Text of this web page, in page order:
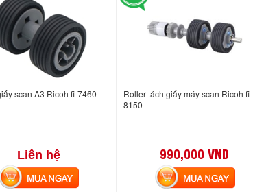
scan A3 Ricoh fi-7460
Liên hệ
MUA NGAY
Roller tách giấy máy scan Ricoh fi-
8150
990,000 VND
MUA NGAY